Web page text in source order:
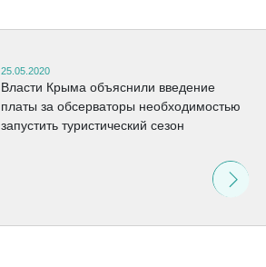
25.05.2020
Власти Крыма объяснили введение
платы за обсерваторы необходимостью
запустить туристический сезон